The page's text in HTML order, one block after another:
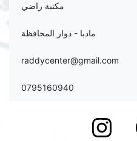
مكتبة راضي
مادبا - دوار المحافظة
raddycenter@gmail.com
0795160940
Facebook
instagram